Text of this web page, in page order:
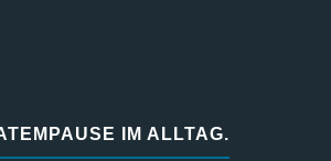
IM ALLTAG.